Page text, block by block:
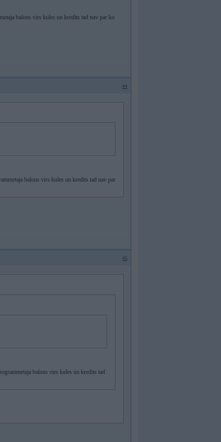
balons virs kules un kredits tad nav par ko
#4
balons virs kules un kredits tad nav par
#5
balons virs kules un kredits tad